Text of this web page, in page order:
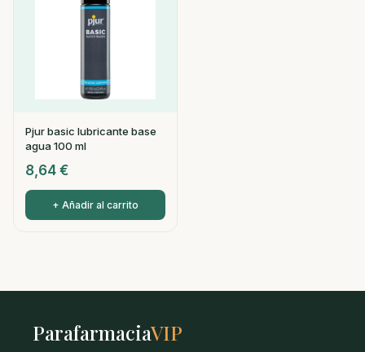
Pjur basic lubricante base
agua 100 ml
8,64 €
+ Añadir al carrito
ParafarmaciaVIP